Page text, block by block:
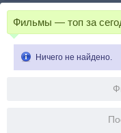
Фильмы — топ за
Ничего не найдено.